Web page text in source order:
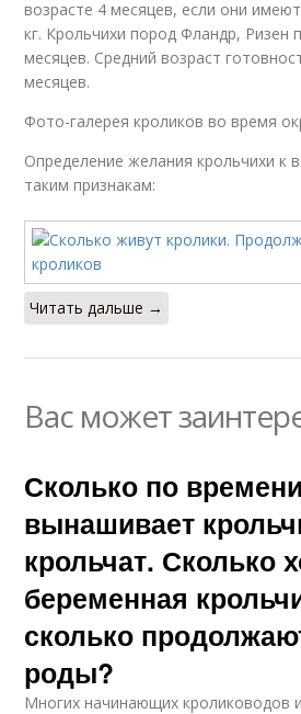
возрасте 4 месяцев, если они
кг. Крольчихи пород Фландр, Ризен
месяцев. Средний возраст
месяцев.
Фото-галерея кроликов во время
Определение желания крольчихи к
таким признакам:
Читать дальше →
Вас может
Сколько по времени
вынашивает
крольчат. Сколько
беременная
сколько
роды?
Многих начинающих кролиководов